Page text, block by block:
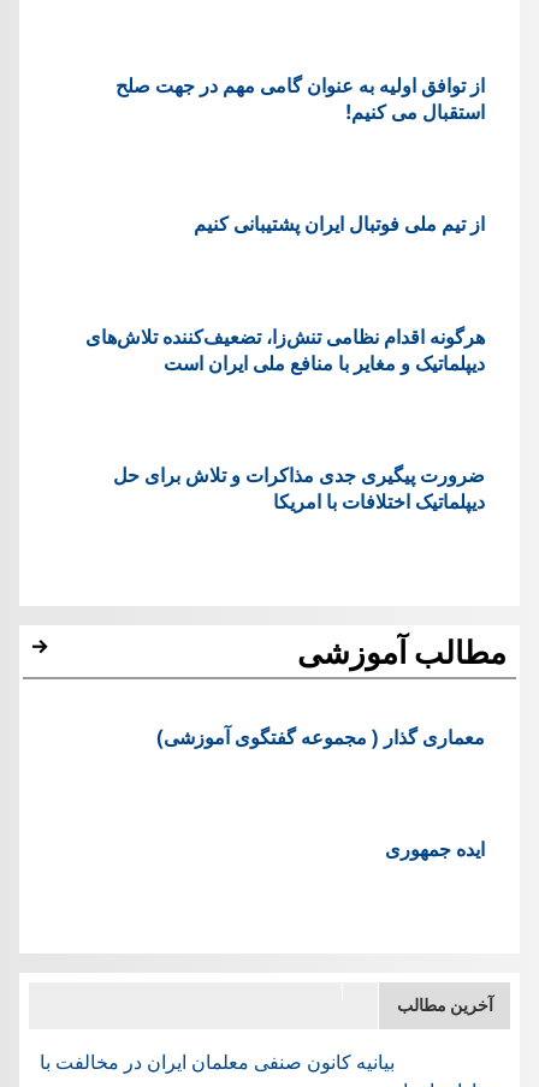
از توافق اولیه به عنوان گامی مهم در جهت صلح
استقبال می کنیم!
از تیم ملی فوتبال ایران پشتیبانی کنیم
هرگونه اقدام نظامی تنش‌زا، تضعیف‌کننده تلاش‌های
دیپلماتیک و مغایر با منافع ملی ایران است
ضرورت پیگیری جدی مذاکرات و تلاش برای حل
دیپلماتیک اختلافات با امریکا
مطالب آموزشی
معماری گذار ( مجموعه گفتگوی آموزشی)
ایده جمهوری
آخرین مطالب
بیانیه کانون صنفی معلمان ایران در مخالفت با